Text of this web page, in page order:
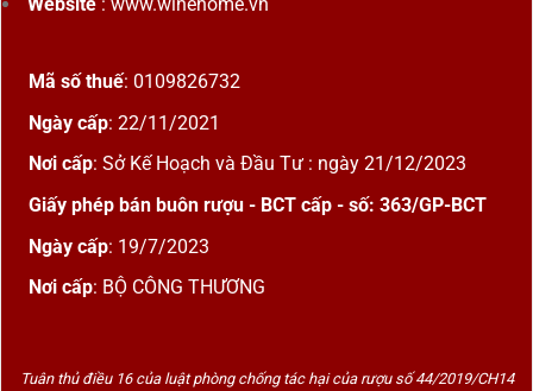
Mã số thuế: 0109826732
Ngày cấp: 22/11/2021
Nơi cấp: Sở Kế Hoạch và Đầu Tư : ngày 21/12/2023
Giấy phép bán buôn rượu - BCT cấp - số: 363/GP-BCT
Ngày cấp: 19/7/2023
Nơi cấp: BỘ CÔNG THƯƠNG
Tuân thủ điều 16 của luật phòng chống tác hại của rượu số 44/2019/CH14